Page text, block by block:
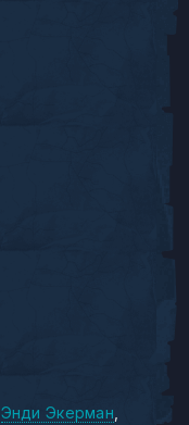
Энди Экерман